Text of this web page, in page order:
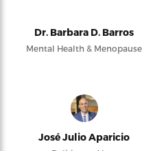
Dr. Barbara D. Barros
Mental Health & Menopause
José Julio Aparicio